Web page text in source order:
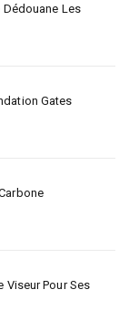
Les
Gates
Viseur Pour Ses